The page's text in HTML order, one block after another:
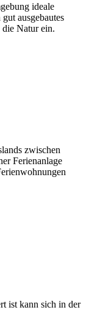
ideale
ausgebautes
die Natur ein.
zwischen
Ferienanlage
ist kann sich in der